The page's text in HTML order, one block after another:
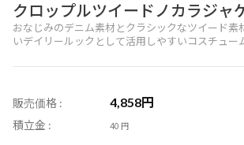
クロップルツイードノカラジャ
おなじみのデニム素材とクラシックなツイード素
いデイリールックとして活用しやすいコスチュー
販売価格 : 4,858円
積立金 : 40 円